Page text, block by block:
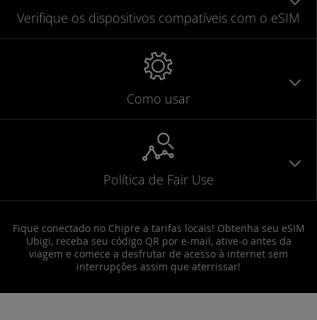
Verifique os dispositivos compatíveis com o eSIM
Como usar
Política de Fair Use
Fique conectado no Chipre a tarifas locais! Obtenha seu eSIM
Ubigi, receba seu código QR por e-mail, ative-o antes da
viagem e comece a desfrutar de acesso à internet sem
interrupções assim que aterrissar!